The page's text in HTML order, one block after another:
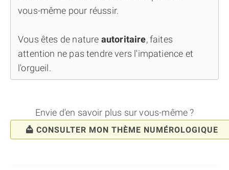
vous-même pour réussir.
Vous êtes de nature autoritaire, faites
attention ne pas tendre vers l'impatience et
l'orgueil.
Envie d'en savoir plus sur vous-même ?
CONSULTER MON THÈME NUMÉROLOGIQUE